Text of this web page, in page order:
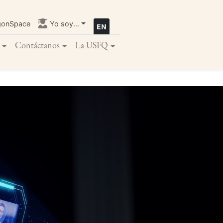
Yo soy...
Contáctanos La USFQ